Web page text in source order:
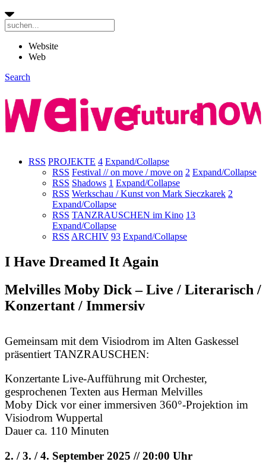
Website
Web
Search
RSS PROJEKTE 4 Expand/Collapse
RSS Festival // on move / move on 2 Expand/Collapse
RSS Shadows 1 Expand/Collapse
RSS Werkschau / Kunst von Mark Sieczkarek 2
Expand/Collapse
RSS TANZRAUSCHEN im Kino 13
Expand/Collapse
RSS ARCHIV 93 Expand/Collapse
I Have Dreamed It Again
Melvilles Moby Dick – Live / Literarisch /
Konzertant / Immersiv
Gemeinsam mit dem Visiodrom im Alten Gaskessel
präsentiert TANZRAUSCHEN:
Konzertante Live-Aufführung mit Orchester,
gesprochenen Texten aus Herman Melvilles
Moby Dick vor einer immersiven 360°-Projektion im
Visiodrom Wuppertal
Dauer ca. 110 Minuten
2. / 3. / 4. September 2025 // 20:00 Uhr